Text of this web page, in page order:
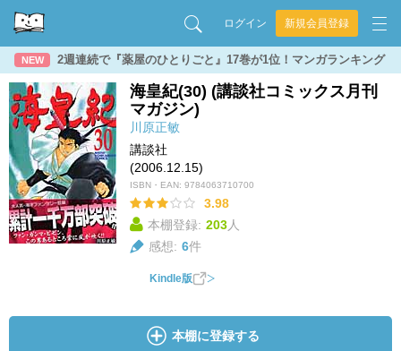
ログイン 新規会員登録
NEW 2週連続で『薬屋のひとりごと』17巻が1位！マンガランキング
海皇紀(30) (講談社コミックス月刊
マガジン)
川原正敏
講談社
(2006.12.15)
ISBN・EAN: 9784063710700
3.98
本棚登録: 203人
感想: 6件
Kindle版
本棚に登録する